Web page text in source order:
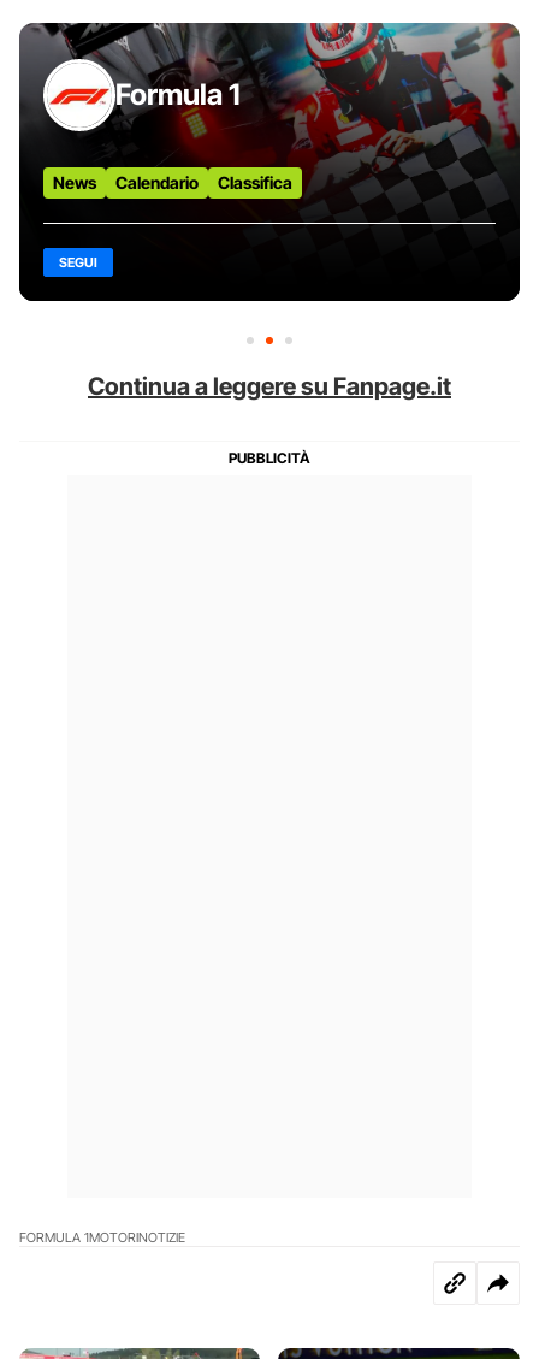
Formula 1
News Calendario Classifica
SEGUI
Continua a leggere su Fanpage.it
FORMULA 1MOTORINOTIZIE